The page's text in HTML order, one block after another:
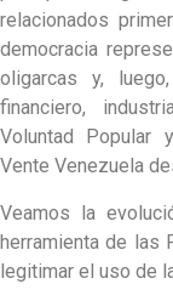
relacionados
democracia
oligarcas y,
financiero,
Voluntad Popular
Vente Venezuela
Veamos la
herramienta de las
legitimar el uso de